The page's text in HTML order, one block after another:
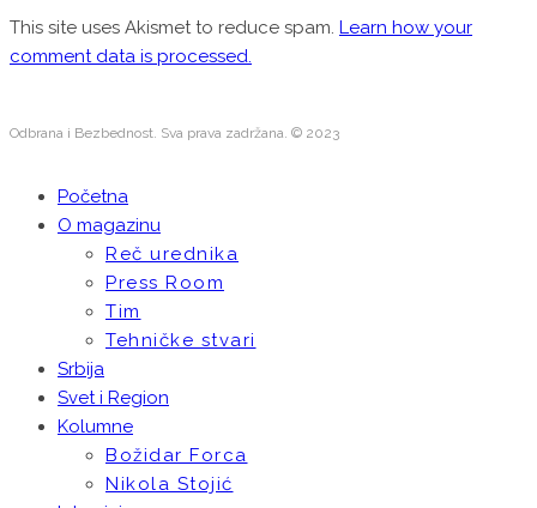
This site uses Akismet to reduce spam. Learn how your
comment data is processed.
Odbrana i Bezbednost. Sva prava zadržana. © 2023
Početna
O magazinu
Reč urednika
Press Room
Tim
Tehničke stvari
Srbija
Svet i Region
Kolumne
Božidar Forca
Nikola Stojić